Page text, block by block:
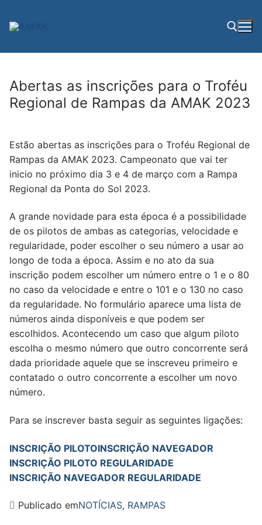
para
Abertas as inscrições para o Troféu
Regional de Rampas da AMAK 2023
Estão abertas as inscrições para o Troféu Regional de
Rampas da AMAK 2023. Campeonato que vai ter
inicio no próximo dia 3 e 4 de março com a Rampa
Regional da Ponta do Sol 2023.
A grande novidade para esta época é a possibilidade
de os pilotos de ambas as categorias, velocidade e
regularidade, poder escolher o seu número a usar ao
longo de toda a época. Assim e no ato da sua
inscrição podem escolher um número entre o 1 e o 80
no caso da velocidade e entre o 101 e o 130 no caso
da regularidade. No formulário aparece uma lista de
números ainda disponíveis e que podem ser
escolhidos. Acontecendo um caso que algum piloto
escolha o mesmo número que outro concorrente será
dada prioridade aquele que se inscreveu primeiro e
contatado o outro concorrente a escolher um novo
número.
Para se inscrever basta seguir as seguintes ligações:
INSCRIÇÃO PILOTOINSCRIÇÃO NAVEGADOR
INSCRIÇÃO PILOTO REGULARIDADE
INSCRIÇÃO NAVEGADOR REGULARIDADE
Publicado emNOTÍCIAS, RAMPAS